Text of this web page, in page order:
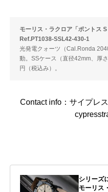
モーリス・ラクロア「ポントス
Ref.PT1038-SSL42-430-1
光発電クォーツ（Cal.Ronda
動。SSケース（直径42mm、厚
円（税込み）。
Contact info：サイプレ
シリーズ
モーリス